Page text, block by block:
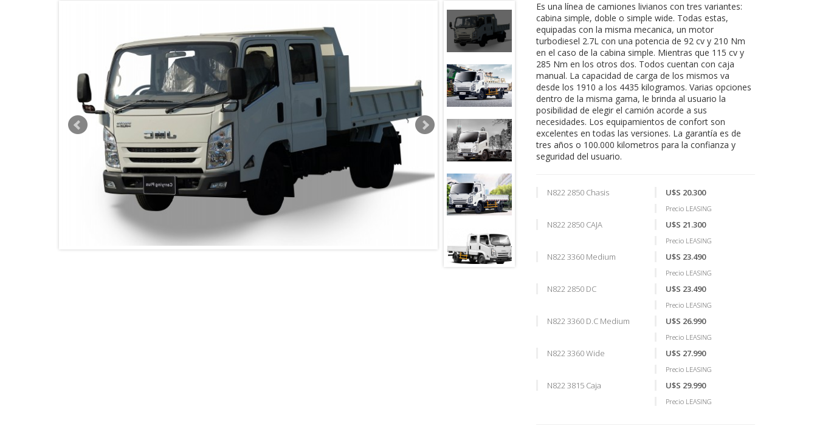
Es una línea de camiones livianos con tres variantes:
cabina simple, doble o simple wide. Todas estas,
equipadas con la misma mecanica, un motor
turbodiesel 2.7L con una potencia de 92 cv y 210 Nm
en el caso de la cabina simple. Mientras que 115 cv y
285 Nm en los otros dos. Todos cuentan con caja
manual. La capacidad de carga de los mismos va
desde los 1910 a los 4435 kilogramos. Varias opciones
dentro de la misma gama, le brinda al usuario la
posibilidad de elegir el camión acorde a sus
necesidades. Los equipamientos de confort son
excelentes en todas las versiones. La garantía es de
tres años o 100.000 kilometros para la confianza y
seguridad del usuario.
N822 2850 Chasis U$S 20.300
Precio LEASING
N822 2850 CAJA U$S 21.300
Precio LEASING
N822 3360 Medium U$S 23.490
Precio LEASING
N822 2850 DC U$S 23.490
Precio LEASING
N822 3360 D.C Medium U$S 26.990
Precio LEASING
N822 3360 Wide U$S 27.990
Precio LEASING
N822 3815 Caja U$S 29.990
Precio LEASING